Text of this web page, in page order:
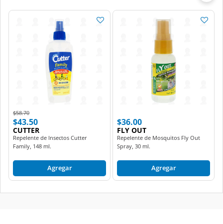
Price reduced from
$58.70to
$43.50
CUTTER
Repelente de Insectos Cutter
Family, 148 ml.
Agregar
$36.00
FLY OUT
Repelente de Mosquitos Fly Out
Spray, 30 ml.
Agregar